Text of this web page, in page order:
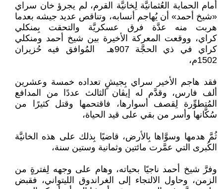
أمام الحماية العُثمانيَّة لِخانيَّة القرم، لم يجرؤ خان سراي
«شيخ أحمد» أن يُهاجم أنسابه، وتناقص عديد جيشه بعدما
هربت منه عدَّة فرق عسكريَّة والتحقت بِمنكلي
كراي، ووقعت المعركة الأخيرة بين شيخ أحمد ومنكلي
كراي في ذي الحجَّة 907هـ المُوافق فيه حُزيران
1502م،
فقد هاجم الأخير سراي بِجيشٍ تعداده خمسة وعشرين
ألف فارس، وقدَّم له إيڤان الثالث عددًا من المدافع
المُتطوِّرة لِقصف أسوارها، فاقتحمها وقتل كثيرًا من
سُكَّانها وأسر من بقي على قيد الحياة،
ثُمَّ هدمها وسوَّاها بِالأرض، قاضيًا بِذلك على هذه الخانيَّة
الكُبرى التي عمَّرت مائتين وثمانية وستين سنة،
وفرَّ شيخ أحمد ناجيًا بحياته، وهام على وجهه لِفترةٍ من
الزمن، وحاول الالتجاء إلى الغراندوق الليتواني، فقبض